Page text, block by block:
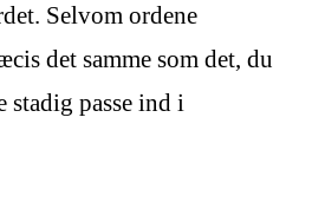
Selvom ordene
det samme som det, du
stadig passe ind i